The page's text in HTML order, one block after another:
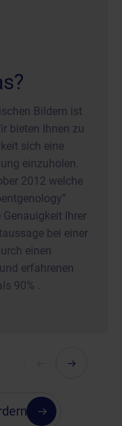
Bildern ist
bieten Ihnen zu
sich eine
einzuholen.
2012 welche
Ihrer
bei einer
einen
erfahrenen
90% .